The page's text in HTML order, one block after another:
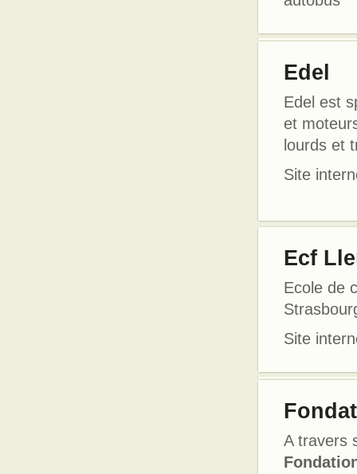
Edel
Edel est
et
lourds et
Site
Ecf
Ecole de
Site
A travers